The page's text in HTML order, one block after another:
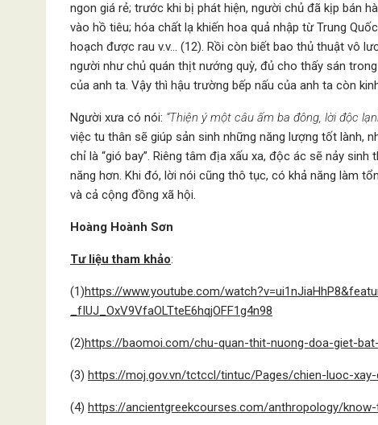
ngon giá rẻ; trước khi bị phát hiện, người chủ đã kịp bán
vào hồ tiêu; hóa chất lạ khiến hoa quả nhập từ Trung
hoạch được rau v.v… (12). Rồi còn biết bao thủ thuật vô
người như chủ quán thịt nướng quỳ, đủ cho thấy sán
của anh ta. Vậy thì hậu trường bếp nấu của anh ta còn
Người xưa có nói: “Thiện ý một câu ấm ba đông, lời độc
việc tu thân sẽ giúp sản sinh những năng lượng tốt lành,
chỉ là “gió bay”. Riêng tâm địa xấu xa, độc ác sẽ nảy
năng hơn. Khi đó, lời nói cũng thô tục, có khả năng làm
và cả cộng đồng xã hội.
Hoàng Hoành Sơn
Tư liệu tham khảo:
(1)https://www.youtube.com/
_fIUJ_OxV9VfaOLTteE6hqjOFF1g4n98
(2)https://baomoi.com/chu-quan-thit-nuong-doa-giet-
(3) https://moj.gov.vn/tctccl/tintuc/Pages/chien-luoc-xay-
(4) https://ancientgreekcourses.com/anthropology/